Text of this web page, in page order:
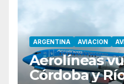
ARGENTINA AVIACION
Aerolíneas
Córdoba y